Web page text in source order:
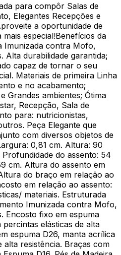
para compôr Salas de
Elegantes Recepções e
a oportunidade de
especial!Benefícios da
Imunizada contra Mofo,
Alta durabilidade garantida;
capaz de tornar o seu
Materiais de primeira Linha
e no acabamento;
Grandes ambientes; Ótima
Recepção, Sala de
para: nutricionistas,
Peça Elegante que
com diversos objetos de
0,81 cm. Altura: 90
do assento: 54
cm. Altura do assento em
do braço em relação ao
em relação ao assento:
materiais. Estruturada
Imunizada contra Mofo,
Encosto fixo em espuma
elásticas de alta
espuma D26, manta acrílica
alta resistência. Braças com